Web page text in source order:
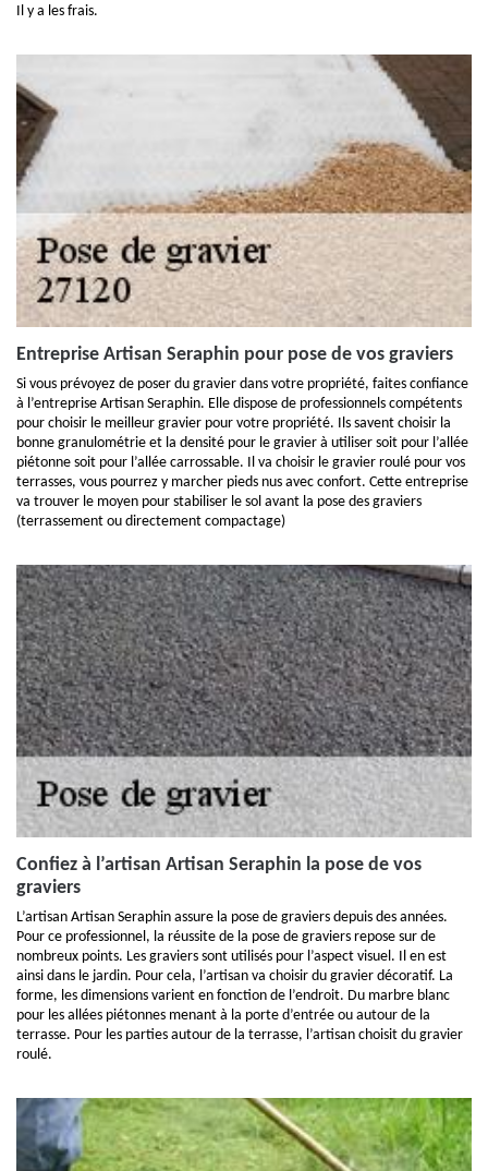
Il y a les frais.
Entreprise Artisan Seraphin pour pose de vos graviers
Si vous prévoyez de poser du gravier dans votre propriété, faites confiance
à l’entreprise Artisan Seraphin. Elle dispose de professionnels compétents
pour choisir le meilleur gravier pour votre propriété. Ils savent choisir la
bonne granulométrie et la densité pour le gravier à utiliser soit pour l’allée
piétonne soit pour l’allée carrossable. Il va choisir le gravier roulé pour vos
terrasses, vous pourrez y marcher pieds nus avec confort. Cette entreprise
va trouver le moyen pour stabiliser le sol avant la pose des graviers
(terrassement ou directement compactage)
Confiez à l’artisan Artisan Seraphin la pose de vos
graviers
L’artisan Artisan Seraphin assure la pose de graviers depuis des années.
Pour ce professionnel, la réussite de la pose de graviers repose sur de
nombreux points. Les graviers sont utilisés pour l’aspect visuel. Il en est
ainsi dans le jardin. Pour cela, l’artisan va choisir du gravier décoratif. La
forme, les dimensions varient en fonction de l’endroit. Du marbre blanc
pour les allées piétonnes menant à la porte d’entrée ou autour de la
terrasse. Pour les parties autour de la terrasse, l’artisan choisit du gravier
roulé.